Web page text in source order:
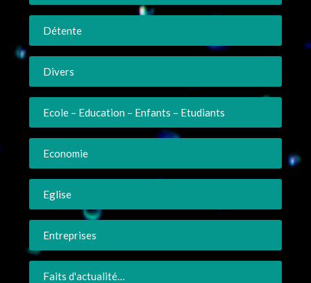
Détente
Divers
Ecole – Education – Enfants – Etudiants
Economie
Eglise
Entreprises
Faits d'actualité…